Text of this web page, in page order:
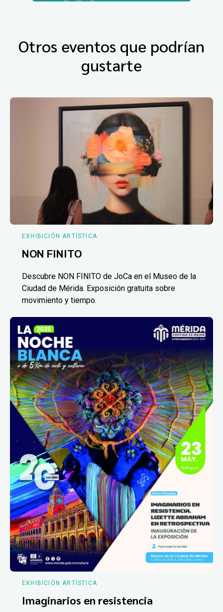
Otros eventos que podrían
gustarte
EXHIBICIÓN ARTÍSTICA
NON FINITO
Descubre NON FINITO de JoCa en el Museo de la
Ciudad de Mérida. Exposición gratuita sobre
movimiento y tiempo.
EXHIBICIÓN ARTÍSTICA
Imaginarios en resistencia